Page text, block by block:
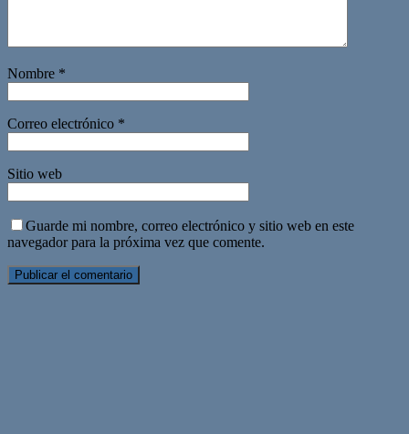
Nombre *
Correo electrónico *
Sitio web
Guarde mi nombre, correo electrónico y sitio web en este
navegador para la próxima vez que comente.